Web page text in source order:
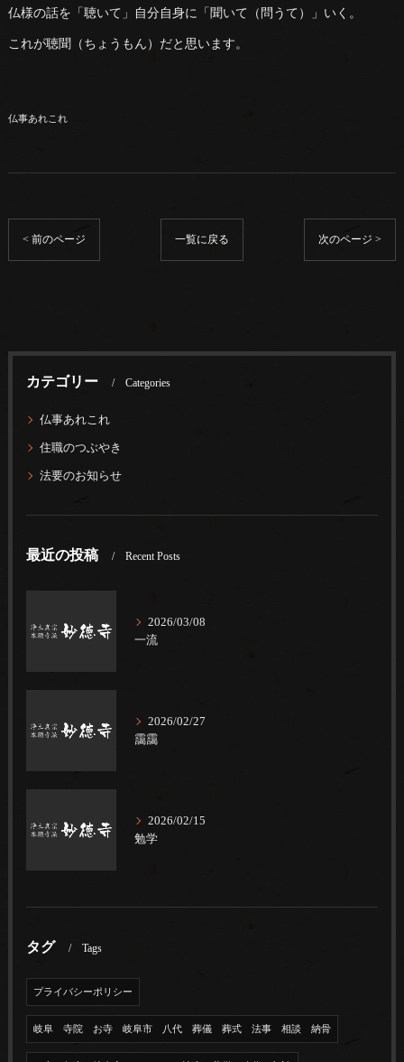
仏様の話を「聴いて」自分自身に「聞いて（問うて）」いく。
これが聴聞（ちょうもん）だと思います。
仏事あれこれ
< 前のページ 一覧に戻る 次のページ >
カテゴリー Categories
仏事あれこれ
住職のつぶやき
法要のお知らせ
最近の投稿 Recent Posts
2026/03/08
一流
2026/02/27
靄靄
2026/02/15
勉学
タグ Tags
プライバシーポリシー
岐阜 寺院 お寺 岐阜市 八代 葬儀 葬式 法事 相談 納骨